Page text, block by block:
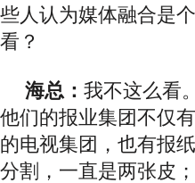
些人认为媒体融合是
看？
海总： 我不这么看
他们的报业集团不仅
的电视集团，也有报
分割，一直是两张皮；